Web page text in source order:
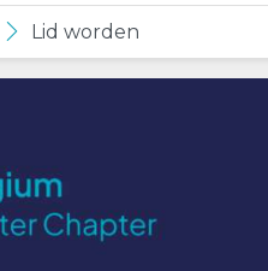
Lid worden